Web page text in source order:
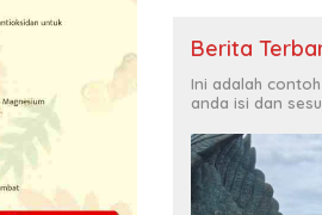
Berita
Ini adalah
anda isi dan